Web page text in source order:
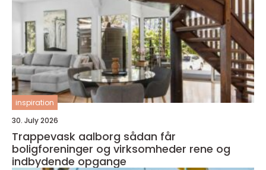
inspiration
30. July 2026
Trappevask aalborg sådan får
boligforeninger og virksomheder rene og
indbydende opgange